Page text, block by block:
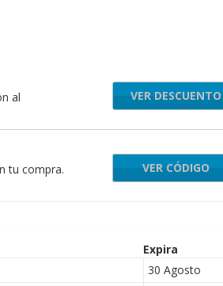
al
VER DESCUENTO
tu compra. ASTSRVR
VER CÓDIGO
Expira
30 Agosto